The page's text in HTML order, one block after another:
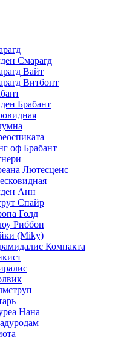
Смарагд
Вайт
Витбонт
Брабант
оф Брабант
Лютесценс
Анн
Спайр
Голд
Риббон
(Miky)
Компакта
Нана